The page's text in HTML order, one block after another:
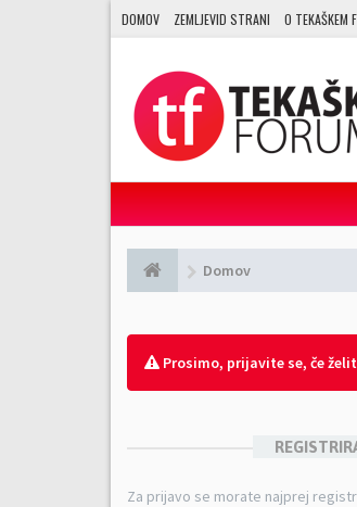
DOMOV ZEMLJEVID STRANI O TEKAŠKEM
Domov
Prosimo, prijavite se, če
Za prijavo se morate najprej